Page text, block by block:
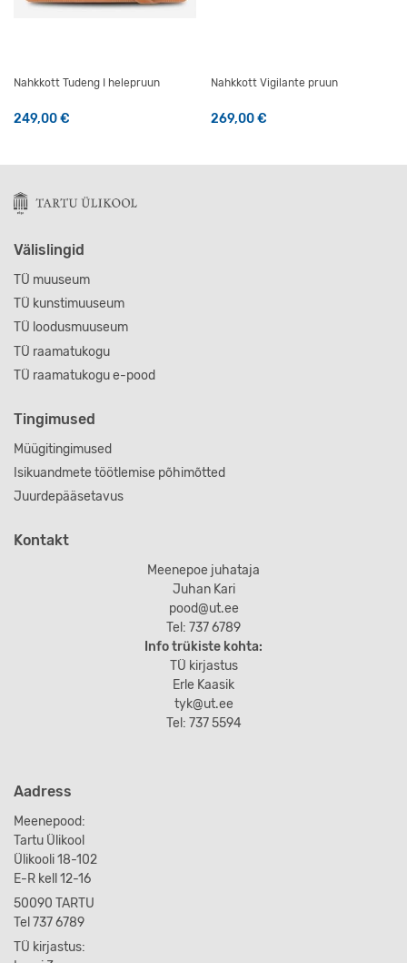
Nahkkott Tudeng I helepruun
249,00€
Nahkkott Vigilante pruun
269,00€
Välislingid
TÜ muuseum
TÜ kunstimuuseum
TÜ loodusmuuseum
TÜ raamatukogu
TÜ raamatukogu e-pood
Tingimused
Müügitingimused
Isikuandmete töötlemise põhimõtted
Juurdepääsetavus
Kontakt
Meenepoe juhataja
Juhan Kari
pood@ut.ee
Tel: 737 6789
Info trükiste kohta:
TÜ kirjastus
Erle Kaasik
tyk@ut.ee
Tel: 737 5594
Aadress
Meenepood:
Tartu Ülikool
Ülikooli 18-102
E-R kell 12-16
50090 TARTU
Tel 737 6789
TÜ kirjastus: